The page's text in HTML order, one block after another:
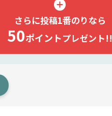
さらに投稿1番のりなら
50ポイントプレゼント!!